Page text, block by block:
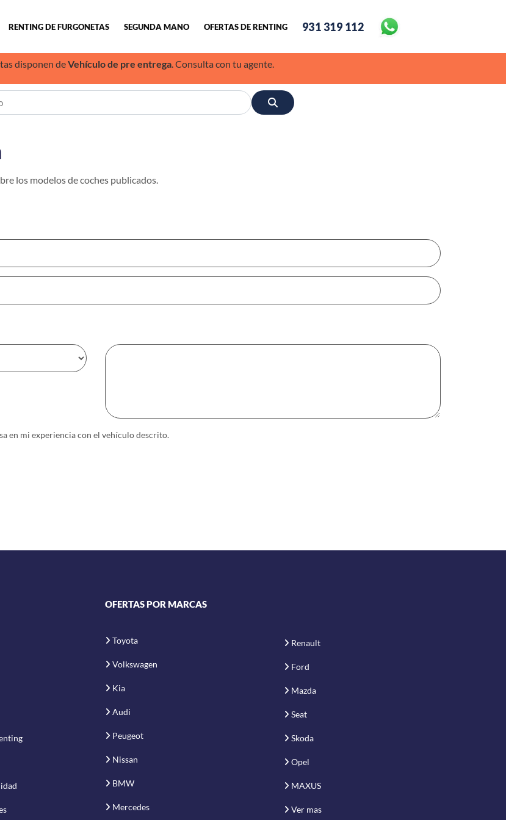
RENTING DE FURGONETAS SEGUNDA MANO OFERTAS DE RENTING 931 319 112
disponen deVehículo de pre entrega. Consulta con tu agente.
los modelos de coches publicados.
en mi experiencia con el vehículo descrito.
OFERTAS POR MARCAS
Toyota
Volkswagen
Kia
Audi
Peugeot
Nissan
BMW
Mercedes
Renault
Ford
Mazda
Seat
Skoda
Opel
MAXUS
Ver mas